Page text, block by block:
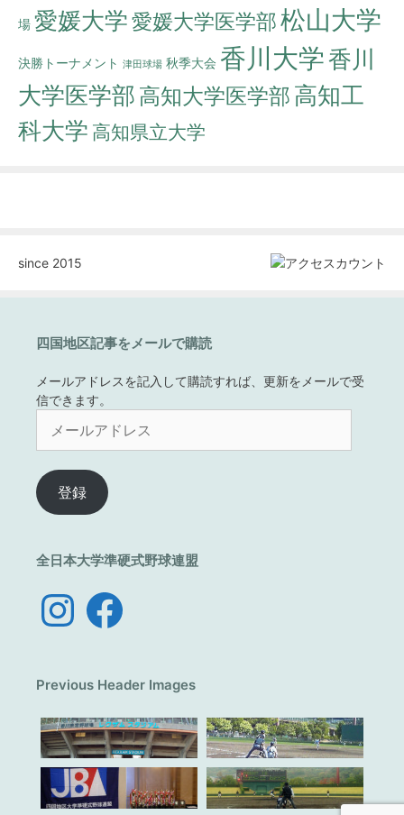
場 愛媛大学愛媛大学医学部松山大学
決勝トーナメント 津田球場 秋季大会 香川大学香川
大学医学部 高知大学医学部 高知工
科大学 高知県立大学
since 2015
四国地区記事をメールで購読
メールアドレスを記入して購読すれば、更新をメールで受
信できます。
ル
ア
ド
レ
登録
全日本大学準硬式野球連盟
InstagramFacebook
Previous Header Images